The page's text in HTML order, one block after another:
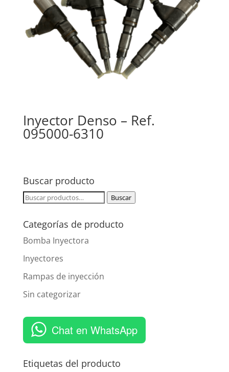
Inyector Denso – Ref.
095000-6310
Buscar producto
Buscar
Buscar
Categorías de producto
Bomba Inyectora
Inyectores
Rampas de inyección
Sin categorizar
Chat en WhatsApp
Etiquetas del producto